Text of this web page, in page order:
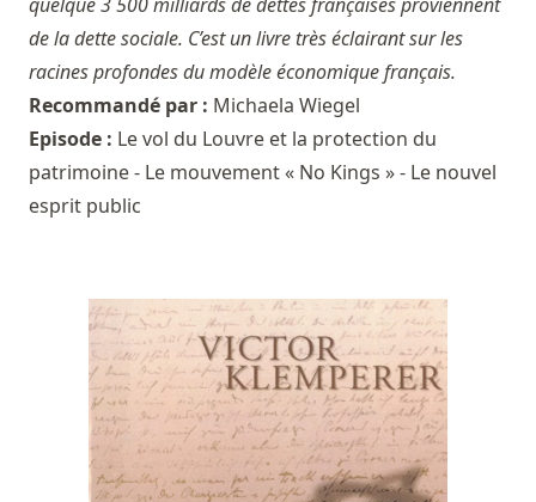
de la dette sociale. C’est un livre très éclairant sur les
racines profondes du modèle économique français.
Recommandé par : Michaela Wiegel
Episode : Le vol du Louvre et la protection du
patrimoine - Le mouvement « No Kings » - Le nouvel
esprit public